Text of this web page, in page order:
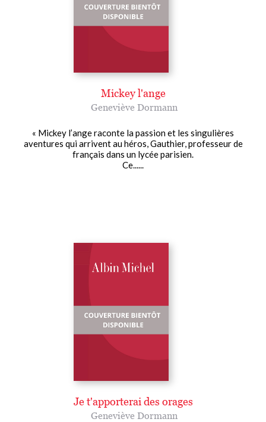
Mickey l'ange
Geneviève Dormann
« Mickey l’ange raconte la passion et les singulières
aventures qui arrivent au héros, Gauthier, professeur de
français dans un lycée parisien.
Ce......
Je t'apporterai des orages
Geneviève Dormann